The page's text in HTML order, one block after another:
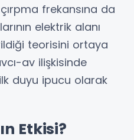
frekansına da
elektrik alanı
teorisini ortaya
av ilişkisinde
duyu ipucu olarak
Etkisi?